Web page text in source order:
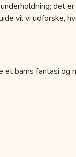
det
vil vi udforske,
barns fantasi og